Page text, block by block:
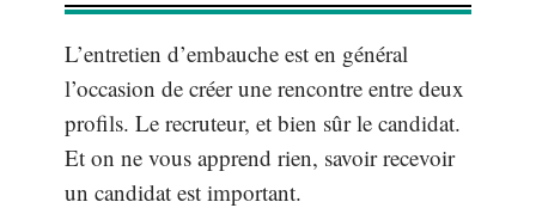
L’entretien d’embauche est en général
l’occasion de créer une rencontre entre deux
profils. Le recruteur, et bien sûr le candidat.
Et on ne vous apprend rien, savoir recevoir
un candidat est important.